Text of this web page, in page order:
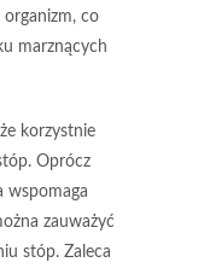
co
marznących
korzystnie
Oprócz
wspomaga
zauważyć
stóp. Zaleca